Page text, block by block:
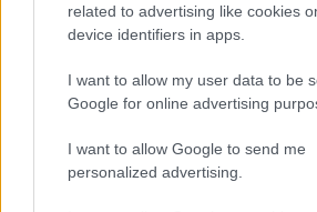
related to advertising like cookies
device identifiers in apps.
I want to allow my user data to be
Google for online advertising
I want to allow Google to send me
personalized advertising.
49 éves a Doctor Who
Egy nehezen elindult
Hamster•2012. november 23.
Negyvenkilenc éve szombat volt.